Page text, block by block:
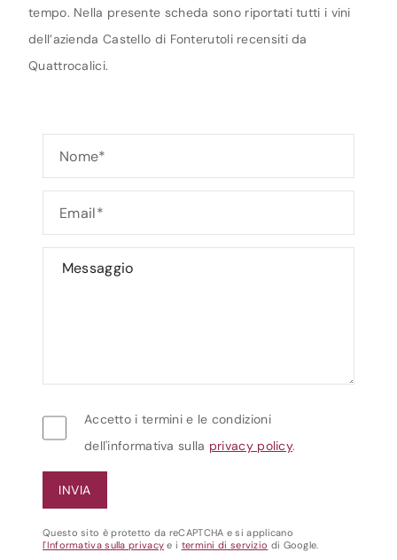
tempo. Nella presente scheda sono riportati tutti i vini
dell’azienda Castello di Fonterutoli recensiti da
Quattrocalici.
Accetto i termini e le condizioni
dell'informativa sulla privacy policy.
Questo sito è protetto da reCAPTCHA e si applicano
l'Informativa sulla privacy e i termini di servizio di Google.